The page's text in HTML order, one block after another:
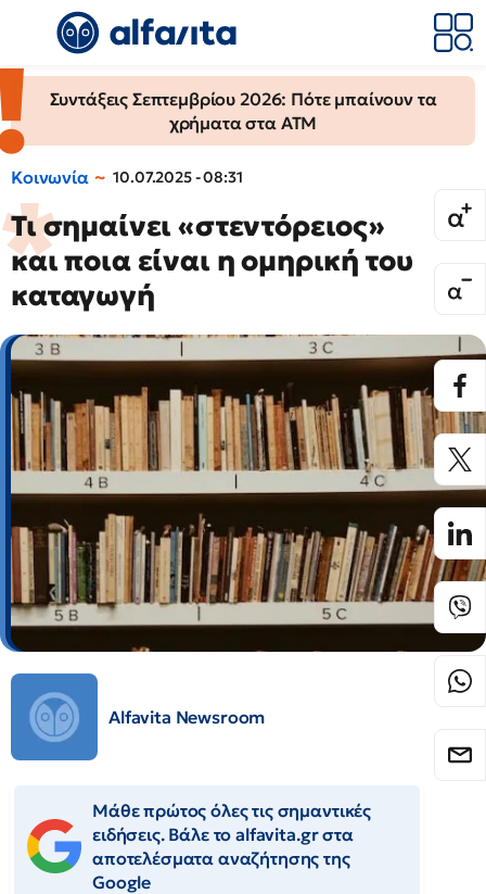
Συντάξεις Σεπτεμβρίου 2026: Πότε μπαίνουν τα
χρήματα στα ΑΤΜ
Κοινωνία 10.07.2025 - 08:31
Τι σημαίνει «στεντόρειος»
και ποια είναι η ομηρική του
καταγωγή
Alfavita Newsroom
Μάθε πρώτος όλες τις σημαντικές
ειδήσεις. Βάλε το alfavita.gr στα
αποτελέσματα αναζήτησης της
Google